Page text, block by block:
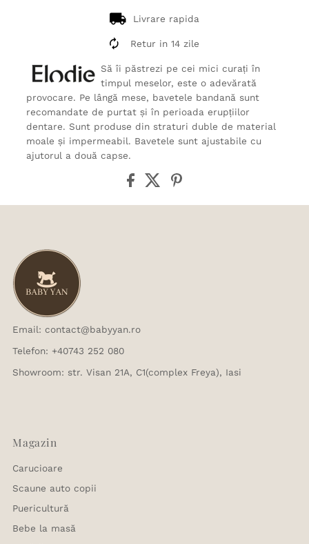
Livrare rapida
Retur in 14 zile
Să îi păstrezi pe cei mici curați în
timpul meselor, este o adevărată
provocare. Pe lângă mese, bavetele bandană sunt
recomandate de purtat și în perioada erupțiilor
dentare. Sunt produse din straturi duble de material
moale și impermeabil. Bavetele sunt ajustabile cu
ajutorul a două capse.
Email: contact@babyyan.ro
Telefon: +40743 252 080
Showroom: str. Visan 21A, C1(complex Freya), Iasi
Magazin
Carucioare
Scaune auto copii
Puericultură
Bebe la masă